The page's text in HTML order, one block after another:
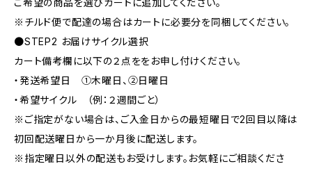
ご希望の商品を選びカートに追加してください。
※チルド便で配達の場合はカートに必要分を同梱してください。
●STEP2 お届けサイクル選択
カート備考欄に以下の２点ををお申し付けください。
・発送希望日 ①木曜日、②日曜日
・希望サイクル （例：２週間ごと）
※ご指定がない場合は、ご入金日からの最短曜日で2回目以降は
初回配送曜日から一か月後に配送します。
※指定曜日以外の配送もお受けします。お気軽にご相談くださ